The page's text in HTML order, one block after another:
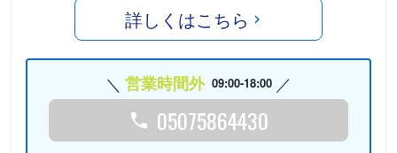
詳しくはこちら
営業時間外 09:00-18:00
05075864430